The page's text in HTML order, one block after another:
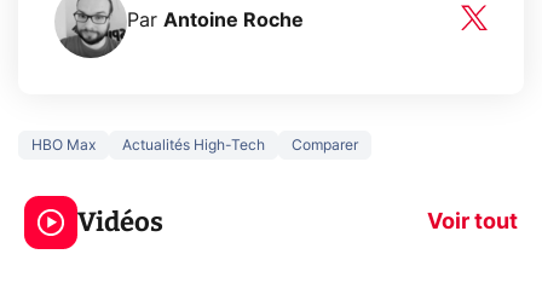
Par Antoine Roche
HBO Max Actualités High-Tech Comparer
Vidéos Voir tout
3 écrans en 1 pour
319€ ? Voici L'AOC
CQ32G4ZA !
prochaine